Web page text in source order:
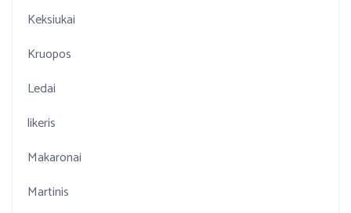
Keksiukai
Kruopos
Ledai
likeris
Makaronai
Martinis